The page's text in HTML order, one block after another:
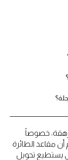
مرهقة، خصوصاً
مقاعد الطائرة
يستطيع تحويل